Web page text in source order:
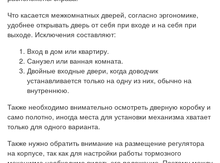
Что касается межкомнатных дверей, согласно эргономике,
удобнее открывать дверь от себя при входе и на себя при
выходе. Исключения составляют:
Вход в дом или квартиру.
Санузел или ванная комната.
Двойные входные двери, когда доводчик
устанавливается только на одну из них, обычно на
внутреннюю.
Также необходимо внимательно осмотреть дверную коробку и
само полотно, иногда места для установки механизма хватает
только для одного варианта.
Также нужно обратить внимание на размещение регулятора
на корпусе, так как для настройки работы тормозного